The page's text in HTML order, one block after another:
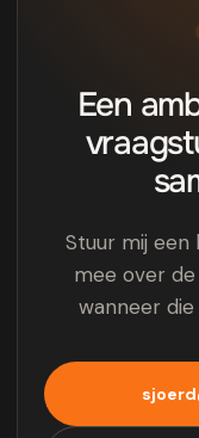
Een
Stuur mij een
mee over
wanneer die